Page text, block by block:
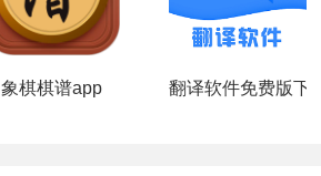
象棋棋谱app 翻译软件免费版下载